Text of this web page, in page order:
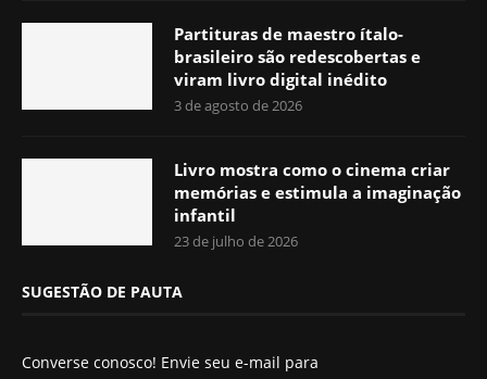
Partituras de maestro ítalo-
brasileiro são redescobertas e
viram livro digital inédito
3 de agosto de 2026
Livro mostra como o cinema criar
memórias e estimula a imaginação
infantil
23 de julho de 2026
SUGESTÃO DE PAUTA
Converse conosco! Envie seu e-mail para